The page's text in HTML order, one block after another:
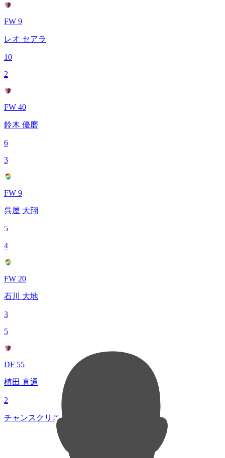
FW 9
レオ セアラ
10
2
FW 40
鈴木 優磨
6
3
FW 9
呉屋 大翔
5
4
FW 20
石川 大地
3
5
DF 55
植田 直通
2
チャンスクリエイト総数